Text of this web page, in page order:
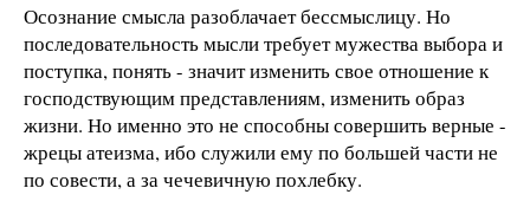
Осознание смысла разоблачает бессмыслицу. Но
последовательность мысли требует мужества выбора и
поступка, понять - значит изменить свое отношение к
господствующим представлениям, изменить образ
жизни. Но именно это не способны совершить верные -
жрецы атеизма, ибо служили ему по большей части не
по совести, а за чечевичную похлебку.